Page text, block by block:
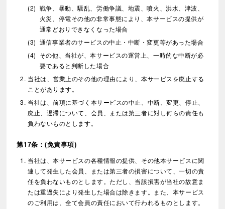
戦争、暴動、騒乱、労働争議、地震、噴火、洪水、津波、
火災、停電その他の非常事態により、本サービスの提供が
通常どおりできなくなった場合
通信事業者のサービスの中止・中断・変更等があった場合
その他、当社が、本サービスの運営上、一時的な中断が必
要であると判断した場合
当社は、営業上のその他の理由により、本サービスを廃止する
ことがあります。
当社は、前項に基づく本サービスの中止、中断、変更、停止、
廃止、遅滞について、会員、または第三者に対し何らの責任も
負わないものとします。
第17条：(免責事項)
当社は、本サービスの各種情報の提供、その他本サービスに関
連して発生した会員、または第三者の損害について、一切の責
任を負わないものとします。ただし、当該損害が当社の故意ま
たは重過失により発生した場合は除きます。また、本サービス
のご利用は、全て会員の責任において行われるものとします。